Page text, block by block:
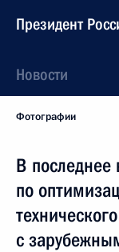
Президент
Новости
Фотографии
В последнее
по
с